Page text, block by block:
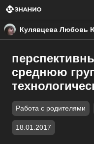
Кулявцева Любовь
среднюю
Работа с родителями
18.01.2017